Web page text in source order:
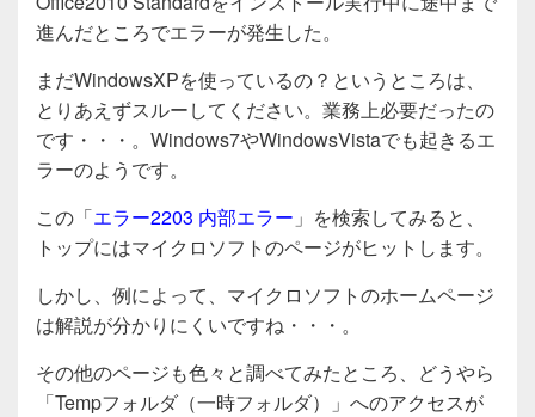
進んだところでエラーが発生した。
まだWindowsXPを使っているの？というところは、
とりあえずスルーしてください。業務上必要だったの
です・・・。Windows7やWindowsVistaでも起きるエ
ラーのようです。
この「エラー2203 内部エラー 」を検索してみると、
トップにはマイクロソフトのページがヒットします。
しかし、例によって、マイクロソフトのホームページ
は解説が分かりにくいですね・・・。
その他のページも色々と調べてみたところ、どうやら
「Tempフォルダ（一時フォルダ）」へのアクセスが